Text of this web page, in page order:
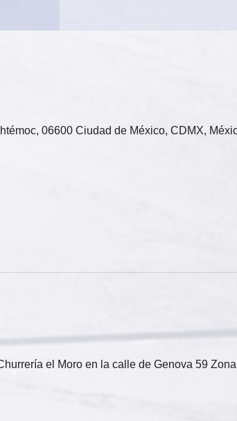
06600 Ciudad de México, CDMX,
el Moro en la calle de Genova 59